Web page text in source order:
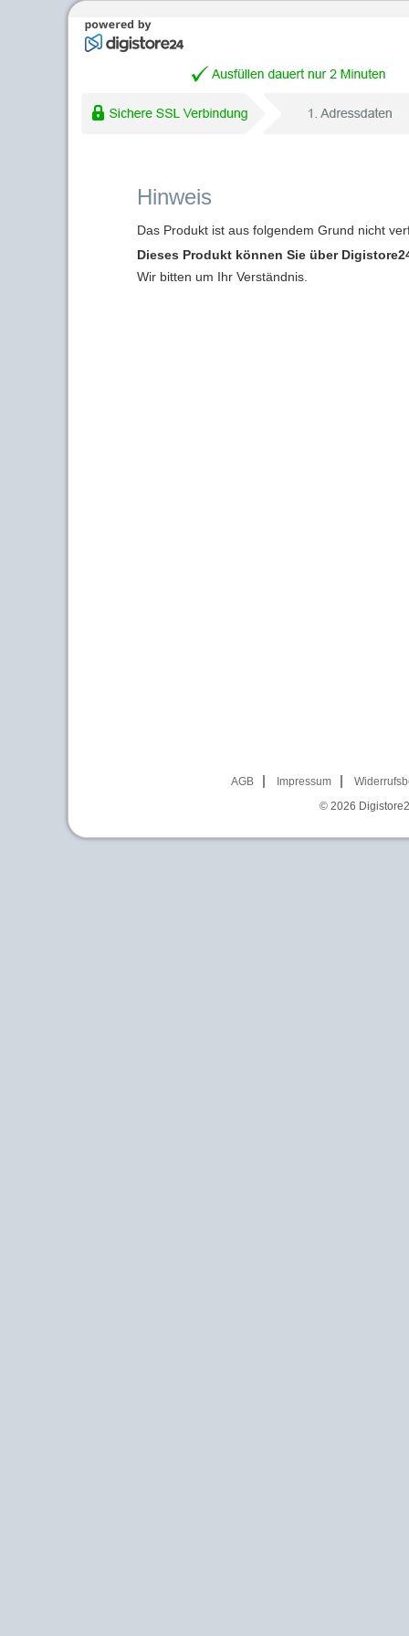
Hinweis
Das Produkt ist aus folgendem Grund nicht
Dieses Produkt können Sie über
Wir bitten um Ihr Verständnis.
AGB Impressum
© 2026